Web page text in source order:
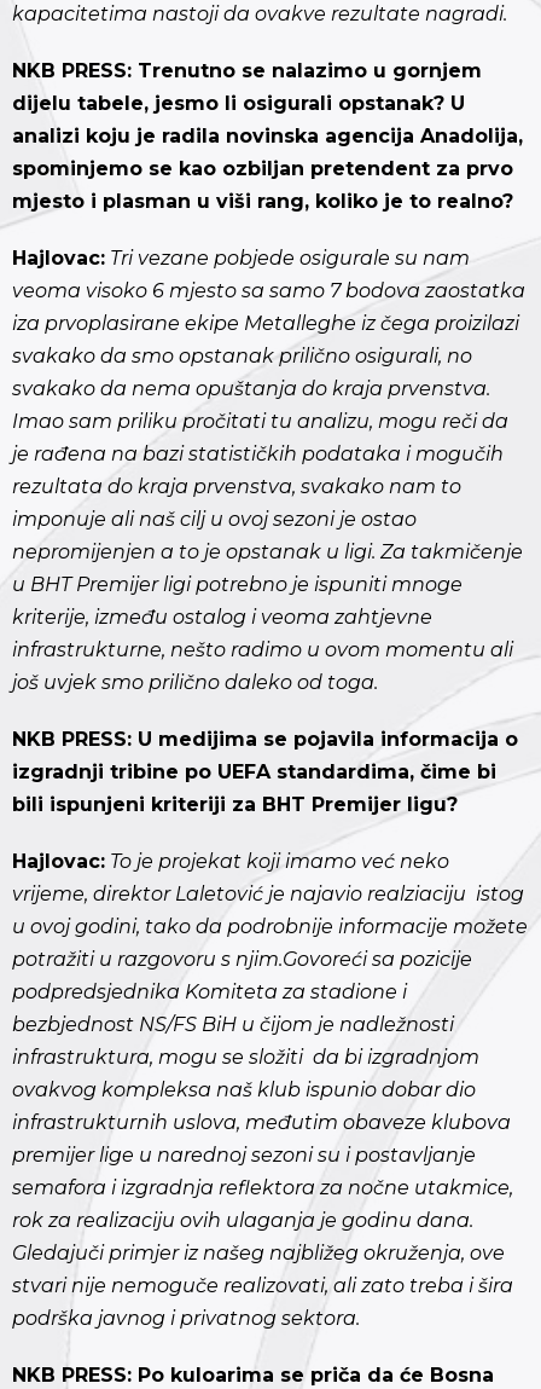
kapacitetima nastoji da ovakve rezultate nagradi.
NKB PRESS: Trenutno se nalazimo u gornjem
dijelu tabele, jesmo li osigurali opstanak? U
analizi koju je radila novinska agencija Anadolija,
spominjemo se kao ozbiljan pretendent za prvo
mjesto i plasman u viši rang, koliko je to realno?
Hajlovac: Tri vezane pobjede osigurale su nam
veoma visoko 6 mjesto sa samo 7 bodova zaostatka
iza prvoplasirane ekipe Metalleghe iz čega proizilazi
svakako da smo opstanak prilično osigurali, no
svakako da nema opuštanja do kraja prvenstva.
Imao sam priliku pročitati tu analizu, mogu reči da
je rađena na bazi statističkih podataka i mogučih
rezultata do kraja prvenstva, svakako nam to
imponuje ali naš cilj u ovoj sezoni je ostao
nepromijenjen a to je opstanak u ligi. Za takmičenje
u BHT Premijer ligi potrebno je ispuniti mnoge
kriterije, između ostalog i veoma zahtjevne
infrastrukturne, nešto radimo u ovom momentu ali
još uvjek smo prilično daleko od toga.
NKB PRESS: U medijima se pojavila informacija o
izgradnji tribine po UEFA standardima, čime bi
bili ispunjeni kriteriji za BHT Premijer ligu?
Hajlovac: To je projekat koji imamo već neko
vrijeme, direktor Laletović je najavio realziaciju istog
u ovoj godini, tako da podrobnije informacije možete
potražiti u razgovoru s njim.Govoreći sa pozicije
podpredsjednika Komiteta za stadione i
bezbjednost NS/FS BiH u čijom je nadležnosti
infrastruktura, mogu se složiti da bi izgradnjom
ovakvog kompleksa naš klub ispunio dobar dio
infrastrukturnih uslova, međutim obaveze klubova
premijer lige u narednoj sezoni su i postavljanje
semafora i izgradnja reflektora za nočne utakmice,
rok za realizaciju ovih ulaganja je godinu dana.
Gledajuči primjer iz našeg najbližeg okruženja, ove
stvari nije nemoguče realizovati, ali zato treba i šira
podrška javnog i privatnog sektora.
NKB PRESS: Po kuloarima se priča da će Bosna